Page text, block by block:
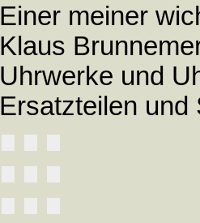
Einer meiner
Klaus
Uhrwerke und
Ersatzteilen und